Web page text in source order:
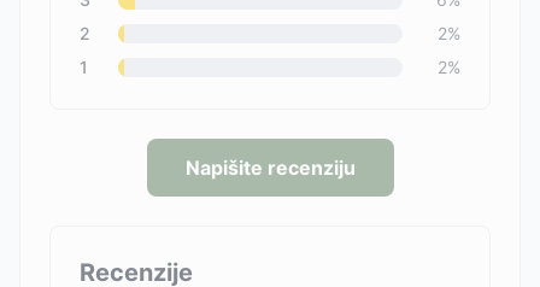
2
2%
1
2%
Napišite recenziju
Recenzije